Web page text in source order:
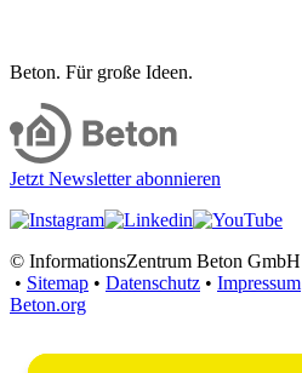
Beton. Für große Ideen.
Jetzt Newsletter abonnieren
© InformationsZentrum Beton GmbH
• Sitemap • Datenschutz • Impressum
Beton.org